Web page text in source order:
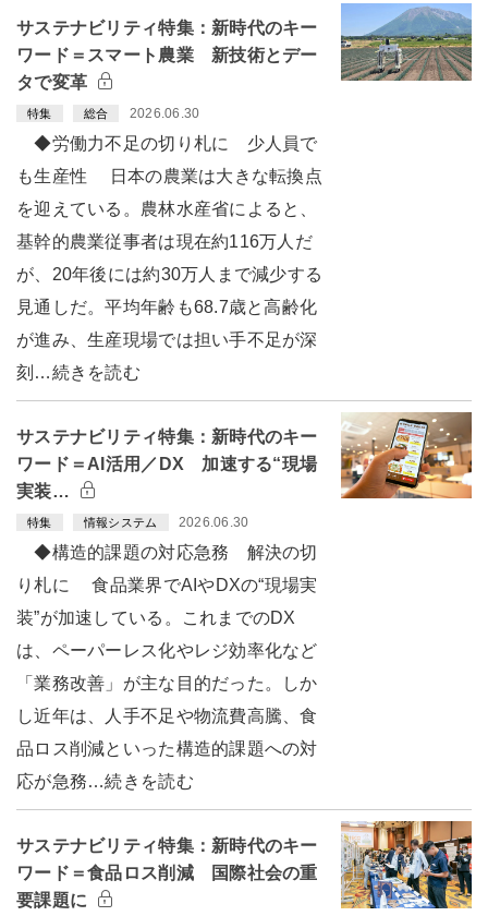
サステナビリティ特集：新時代のキー
ワード＝スマート農業 新技術とデー
タで変革
特集 総合 2026.06.30
◆労働力不足の切り札に 少人員で
も生産性 日本の農業は大きな転換点
を迎えている。農林水産省によると、
基幹的農業従事者は現在約116万人だ
が、20年後には約30万人まで減少する
見通しだ。平均年齢も68.7歳と高齢化
が進み、生産現場では担い手不足が深
刻…続きを読む
サステナビリティ特集：新時代のキー
ワード＝AI活用／DX 加速する“現場
実装…
特集 情報システム 2026.06.30
◆構造的課題の対応急務 解決の切
り札に 食品業界でAIやDXの“現場実
装”が加速している。これまでのDX
は、ペーパーレス化やレジ効率化など
「業務改善」が主な目的だった。しか
し近年は、人手不足や物流費高騰、食
品ロス削減といった構造的課題への対
応が急務…続きを読む
サステナビリティ特集：新時代のキー
ワード＝食品ロス削減 国際社会の重
要課題に